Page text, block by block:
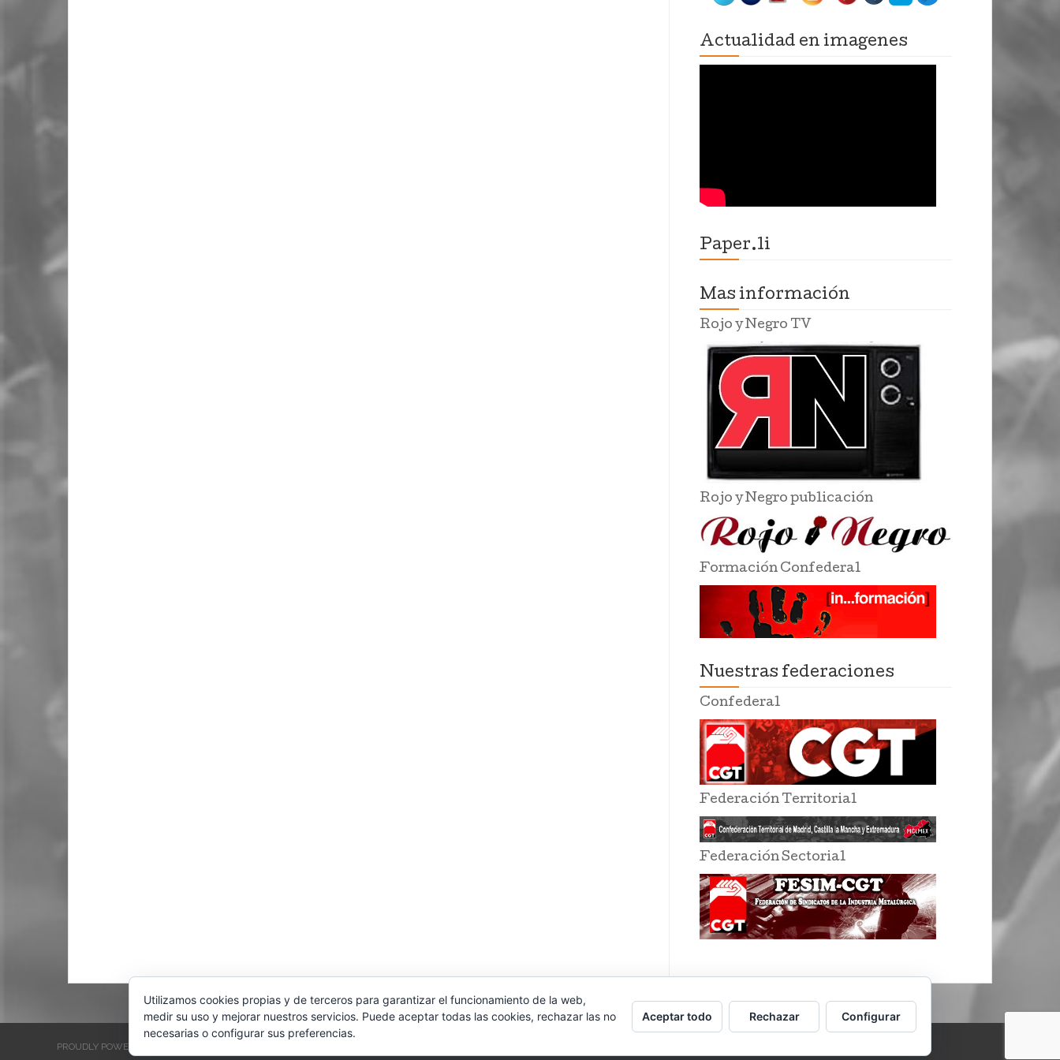
Actualidad en imagenes
Paper.li
Mas información
Rojo y Negro TV
Rojo y Negro publicación
Formación Confederal
Nuestras federaciones
Confederal
Federación Territorial
Federación Sectorial
PROUDLY POWERED BY WORDPRESS
Utilizamos cookies propias y de terceros para garantizar el funcionamiento de la web,
medir su uso y mejorar nuestros servicios. Puede aceptar todas las cookies, rechazar las no
necesarias o configurar sus preferencias.
Aceptar todo Rechazar Configurar